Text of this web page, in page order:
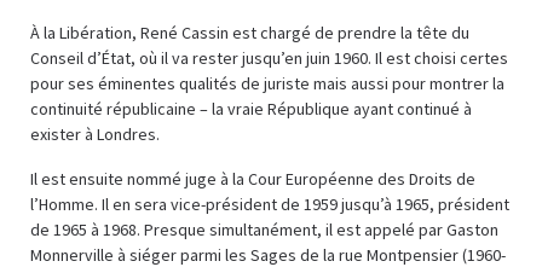
À la Libération, René Cassin est chargé de prendre la tête du
Conseil d’État, où il va rester jusqu’en juin 1960. Il est choisi certes
pour ses éminentes qualités de juriste mais aussi pour montrer la
continuité républicaine – la vraie République ayant continué à
exister à Londres.
Il est ensuite nommé juge à la Cour Européenne des Droits de
l’Homme. Il en sera vice-président de 1959 jusqu’à 1965, président
de 1965 à 1968. Presque simultanément, il est appelé par Gaston
Monnerville à siéger parmi les Sages de la rue Montpensier (1960-